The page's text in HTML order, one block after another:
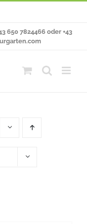
650 7824466 oder +43